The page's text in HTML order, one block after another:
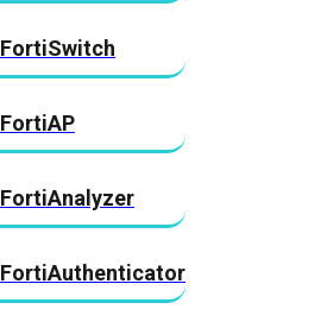
FortiSwitch
FortiAP
FortiAnalyzer
FortiAuthenticator